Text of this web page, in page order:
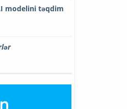
modelini təqdim